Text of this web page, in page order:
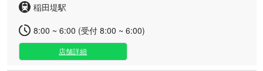
稲田堤駅
8:00 ~ 6:00 (受付 8:00 ~ 6:00)
店舗詳細